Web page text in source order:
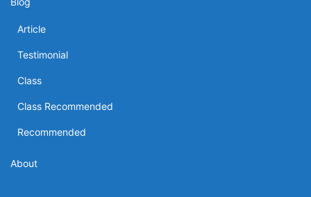
Article
Testimonial
Class
Class Recommended
Recommended
About